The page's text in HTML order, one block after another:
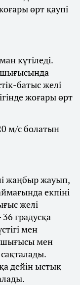
өрт қаупі
күтіледі.
шығысында
батыс желі
жоғары өрт
м/с болатын
жаңбыр жауып,
екпіні
желі
градусқа
мен
шығысы мен
дейін ыстық